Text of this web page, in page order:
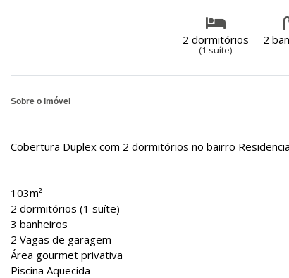
2 dormitórios
(1 suíte)
2
Sobre o imóvel
Cobertura Duplex com 2 dormitórios no bairro
103m²
2 dormitórios (1 suíte)
3 banheiros
2 Vagas de garagem
Área gourmet privativa
Piscina Aquecida